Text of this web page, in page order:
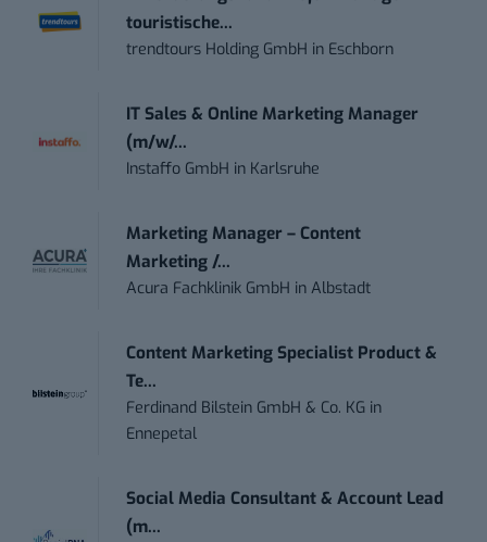
touristische...
trendtours Holding GmbH in Eschborn
IT Sales & Online Marketing Manager
(m/w/...
Instaffo GmbH in Karlsruhe
Marketing Manager – Content
Marketing /...
Acura Fachklinik GmbH inAlbstadt
Content Marketing Specialist Product &
Te...
Ferdinand Bilstein GmbH & Co. KG in
Ennepetal
Social Media Consultant & Account Lead
(m...